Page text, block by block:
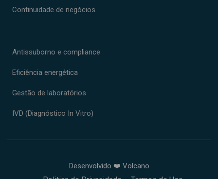
Continuidade de negócios
Antissuborno e compliance
Eficiência energética
Gestão de laboratórios
IVD (Diagnóstico In Vitro)
Desenvolvido ❤️ Volcano